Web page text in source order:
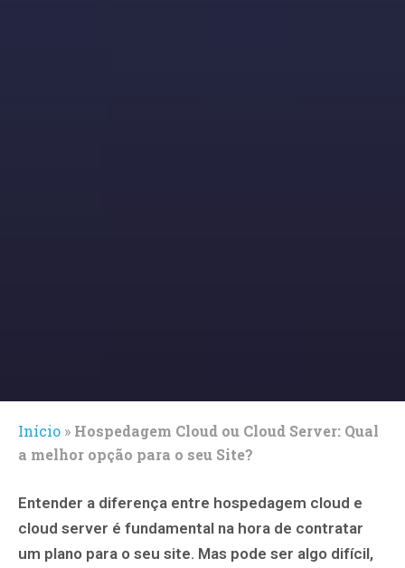
Início » Hospedagem Cloud ou Cloud Server: Qual
a melhor opção para o seu Site?
Entender a diferença entre hospedagem cloud e
cloud server é fundamental na hora de contratar
um plano para o seu site. Mas pode ser algo difícil,